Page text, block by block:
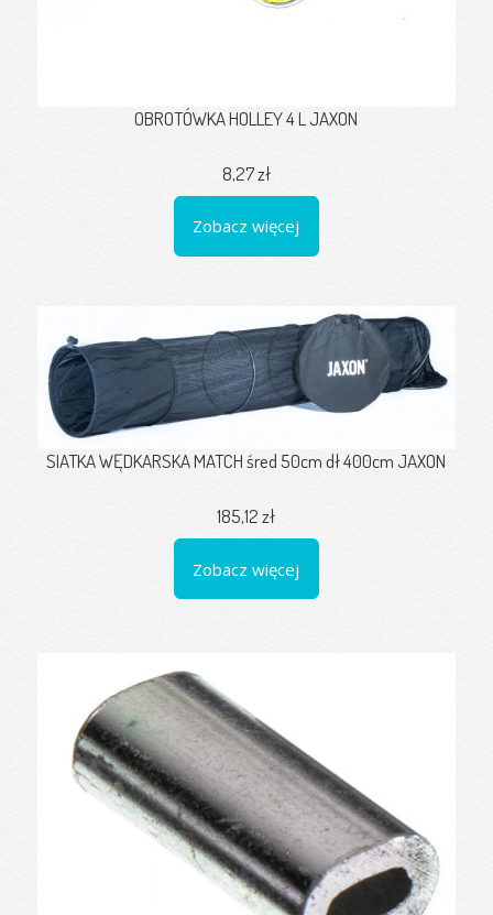
OBROTÓWKA HOLLEY 4 L JAXON
8,27 zł
Zobacz więcej
SIATKA WĘDKARSKA MATCH śred 50cm dł 400cm JAXON
185,12 zł
Zobacz więcej